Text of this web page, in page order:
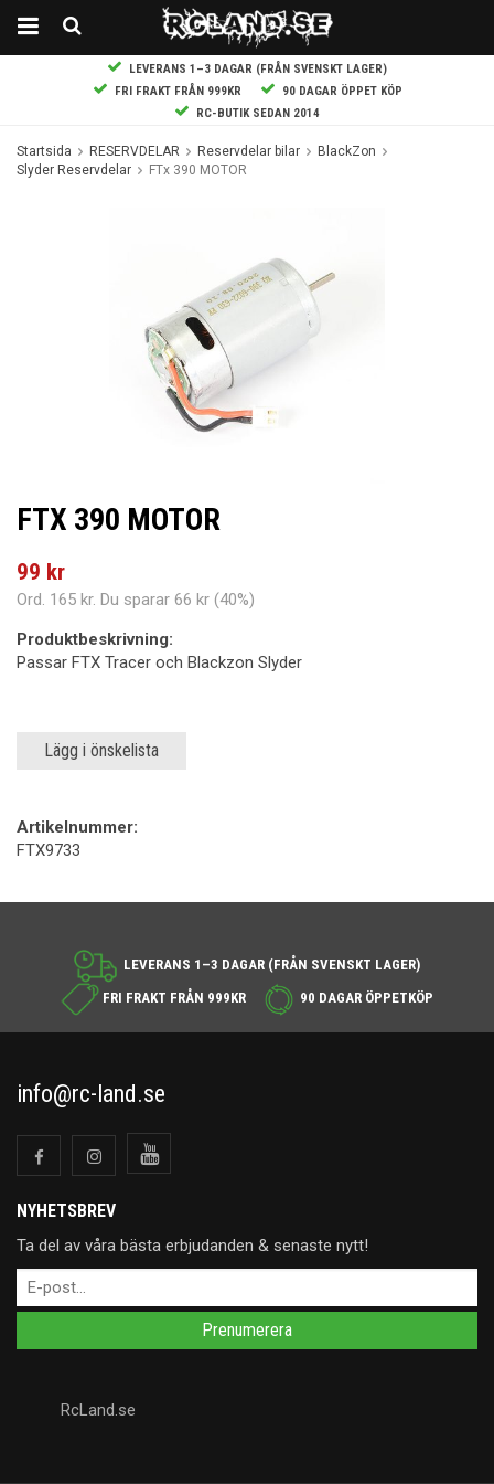
LEVERANS 1–3 DAGAR (FRÅN SVENSKT LAGER)
FRI FRAKT FRÅN 999KR
90 DAGAR ÖPPET KÖP
RC-BUTIK SEDAN 2014
Startsida RESERVDELAR Reservdelar bilar
BlackZon
Slyder Reservdelar
FTx 390 MOTOR
FTX 390 MOTOR
99 kr
Ord. 165 kr. Du sparar 66 kr (40%)
Produktbeskrivning:
Passar FTX Tracer och Blackzon Slyder
Lägg i önskelista
Artikelnummer:
FTX9733
LEVERANS 1–3 DAGAR (FRÅN SVENSKT LAGER)
FRI FRAKT FRÅN 999KR
90 DAGAR ÖPPETKÖP
info@rc-land.se
NYHETSBREV
Ta del av våra bästa erbjudanden & senaste nytt!
Prenumerera
RcLand.se